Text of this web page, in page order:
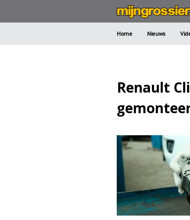
Home Nieuws
Renault